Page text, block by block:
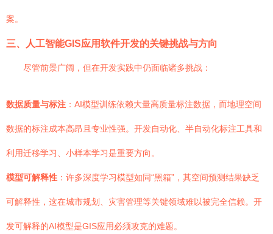
案。
三、人工智能GIS应用软件开发的关键挑战与方向
尽管前景广阔，但在开发实践中仍面临诸多挑战：
数据质量与标注 ：AI模型训练依赖大量高质量标注数据，而地理空间
数据的标注成本高昂且专业性强。开发自动化、半自动化标注工具和
利用迁移学习、小样本学习是重要方向。
模型可解释性 ：许多深度学习模型如同“黑箱”，其空间预测结果缺乏
可解释性，这在城市规划、灾害管理等关键领域难以被完全信赖。开
发可解释的AI模型是GIS应用必须攻克的难题。